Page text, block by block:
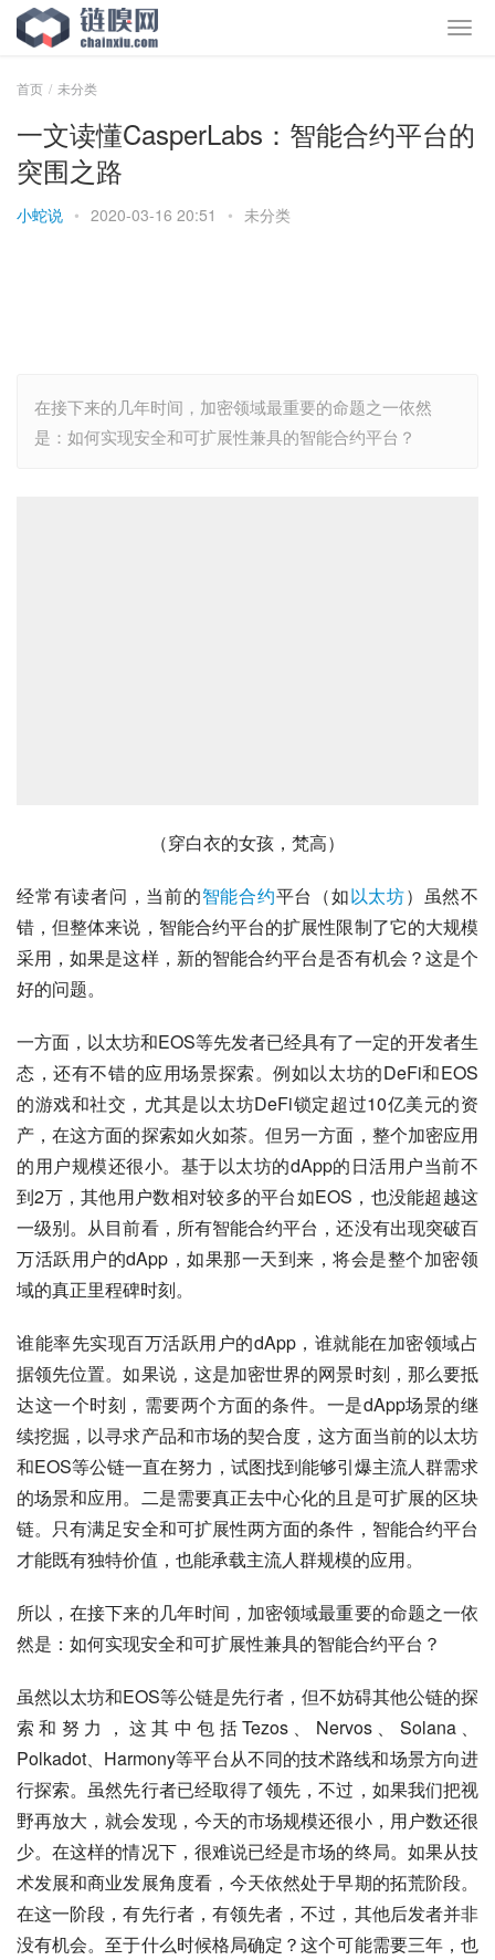
首页 未分类
一文读懂CasperLabs：智能合约平台的
突围之路
小蛇说 • 2020-03-16 20:51 • 未分类
在接下来的几年时间，加密领域最重要的命题之一依然
是：如何实现安全和可扩展性兼具的智能合约平台？
（穿白衣的女孩，梵高）
经常有读者问，当前的智能合约平台（如以太坊）虽然不
错，但整体来说，智能合约平台的扩展性限制了它的大规模
采用，如果是这样，新的智能合约平台是否有机会？这是个
好的问题。
一方面，以太坊和EOS等先发者已经具有了一定的开发者生
态，还有不错的应用场景探索。例如以太坊的DeFi和EOS
的游戏和社交，尤其是以太坊DeFi锁定超过10亿美元的资
产，在这方面的探索如火如茶。但另一方面，整个加密应用
的用户规模还很小。基于以太坊的dApp的日活用户当前不
到2万，其他用户数相对较多的平台如EOS，也没能超越这
一级别。从目前看，所有智能合约平台，还没有出现突破百
万活跃用户的dApp，如果那一天到来，将会是整个加密领
域的真正里程碑时刻。
谁能率先实现百万活跃用户的dApp，谁就能在加密领域占
据领先位置。如果说，这是加密世界的网景时刻，那么要抵
达这一个时刻，需要两个方面的条件。一是dApp场景的继
续挖掘，以寻求产品和市场的契合度，这方面当前的以太坊
和EOS等公链一直在努力，试图找到能够引爆主流人群需求
的场景和应用。二是需要真正去中心化的且是可扩展的区块
链。只有满足安全和可扩展性两方面的条件，智能合约平台
才能既有独特价值，也能承载主流人群规模的应用。
所以，在接下来的几年时间，加密领域最重要的命题之一依
然是：如何实现安全和可扩展性兼具的智能合约平台？
虽然以太坊和EOS等公链是先行者，但不妨碍其他公链的探
索和努力，这其中包括Tezos、Nervos、Solana、
Polkadot、Harmony等平台从不同的技术路线和场景方向进
行探索。虽然先行者已经取得了领先，不过，如果我们把视
野再放大，就会发现，今天的市场规模还很小，用户数还很
少。在这样的情况下，很难说已经是市场的终局。如果从技
术发展和商业发展角度看，今天依然处于早期的拓荒阶段。
在这一阶段，有先行者，有领先者，不过，其他后发者并非
没有机会。至于什么时候格局确定？这个可能需要三年，也